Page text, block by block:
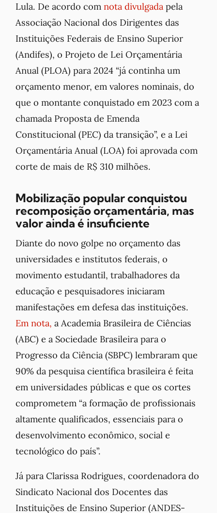
Lula. De acordo com nota divulgada pela
Associação Nacional dos Dirigentes das
Instituições Federais de Ensino Superior
(Andifes), o Projeto de Lei Orçamentária
Anual (PLOA) para 2024 “já continha um
orçamento menor, em valores nominais, do
que o montante conquistado em 2023 com a
chamada Proposta de Emenda
Constitucional (PEC) da transição”, e a Lei
Orçamentária Anual (LOA) foi aprovada com
corte de mais de R$ 310 milhões.
Mobilização popular conquistou
recomposição orçamentária, mas
valor ainda é insuficiente
Diante do novo golpe no orçamento das
universidades e institutos federais, o
movimento estudantil, trabalhadores da
educação e pesquisadores iniciaram
manifestações em defesa das instituições.
Em nota, a Academia Brasileira de Ciências
(ABC) e a Sociedade Brasileira para o
Progresso da Ciência (SBPC) lembraram que
90% da pesquisa científica brasileira é feita
em universidades públicas e que os cortes
comprometem “a formação de profissionais
altamente qualificados, essenciais para o
desenvolvimento econômico, social e
tecnológico do país”.
Já para Clarissa Rodrigues, coordenadora do
Sindicato Nacional dos Docentes das
Instituições de Ensino Superior (ANDES-